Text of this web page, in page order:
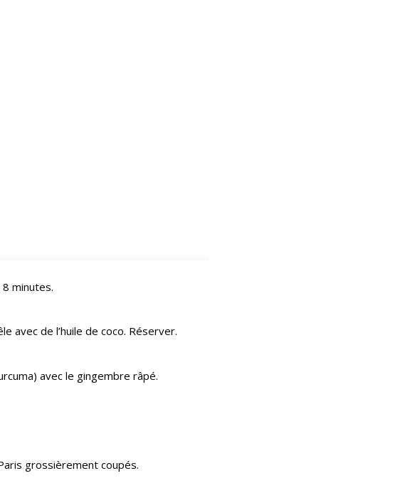
minutes.
avec de l’huile de coco. Réserver.
avec le gingembre râpé.
grossièrement coupés.